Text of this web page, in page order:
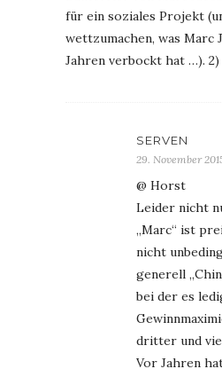
für ein soziales Projekt
wettzumachen, was Marc
Jahren verbockt hat …).
SERVEN
29. November
@ Horst
Leider nicht
„Marc“ ist
nicht
generell
bei der es
dritter und
Vor Jahren